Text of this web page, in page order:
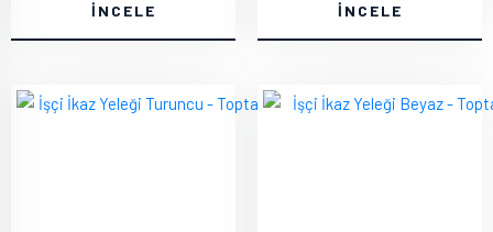
İNCELE İNCELE